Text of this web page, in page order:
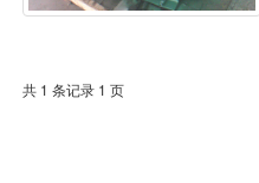
共 1 条记录 1 页